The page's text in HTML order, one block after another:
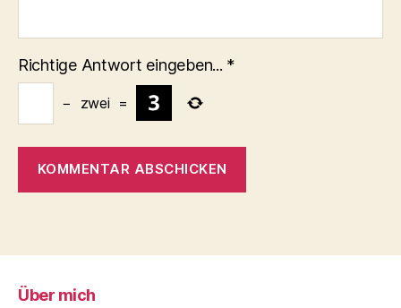
Richtige Antwort eingeben... *
− zwei =
Über mich